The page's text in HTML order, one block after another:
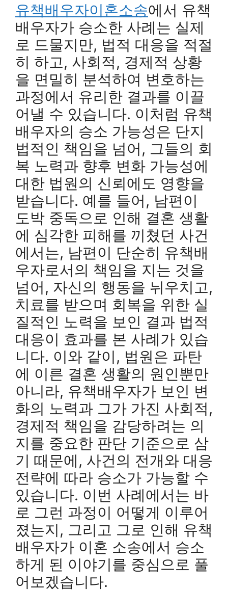
유책배우자이혼소송에서 유책
배우자가 승소한 사례는 실제
로 드물지만, 법적 대응을 적절
히 하고, 사회적, 경제적 상황
을 면밀히 분석하여 변호하는
과정에서 유리한 결과를 이끌
어낼 수 있습니다. 이처럼 유책
배우자의 승소 가능성은 단지
법적인 책임을 넘어, 그들의 회
복 노력과 향후 변화 가능성에
대한 법원의 신뢰에도 영향을
받습니다. 예를 들어, 남편이
도박 중독으로 인해 결혼 생활
에 심각한 피해를 끼쳤던 사건
에서는, 남편이 단순히 유책배
우자로서의 책임을 지는 것을
넘어, 자신의 행동을 뉘우치고,
치료를 받으며 회복을 위한 실
질적인 노력을 보인 결과 법적
대응이 효과를 본 사례가 있습
니다. 이와 같이, 법원은 파탄
에 이른 결혼 생활의 원인뿐만
아니라, 유책배우자가 보인 변
화의 노력과 그가 가진 사회적,
경제적 책임을 감당하려는 의
지를 중요한 판단 기준으로 삼
기 때문에, 사건의 전개와 대응
전략에 따라 승소가 가능할 수
있습니다. 이번 사례에서는 바
로 그런 과정이 어떻게 이루어
졌는지, 그리고 그로 인해 유책
배우자가 이혼 소송에서 승소
하게 된 이야기를 중심으로 풀
어보겠습니다.